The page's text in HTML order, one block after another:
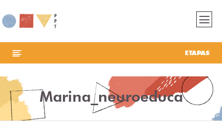
ETAPAS
Marina_neuroeduca